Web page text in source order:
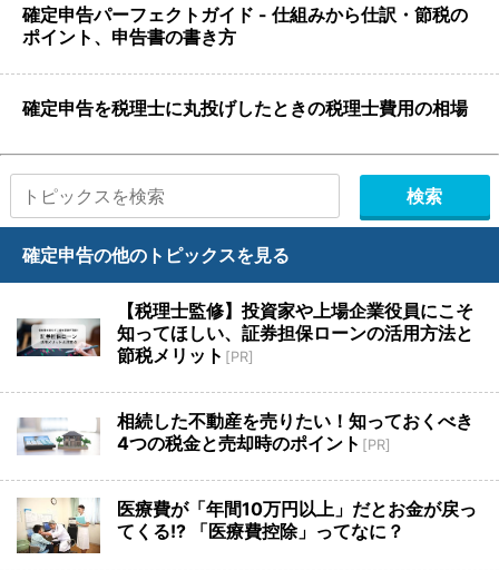
確定申告パーフェクトガイド - 仕組みから仕訳・節税の
ポイント、申告書の書き方
確定申告を税理士に丸投げしたときの税理士費用の相場
確定申告の他のトピックスを見る
【税理士監修】投資家や上場企業役員にこそ
知ってほしい、証券担保ローンの活用方法と
節税メリット [PR]
相続した不動産を売りたい！知っておくべき
4つの税金と売却時のポイント [PR]
医療費が「年間10万円以上」だとお金が戻っ
てくる!? 「医療費控除」ってなに？